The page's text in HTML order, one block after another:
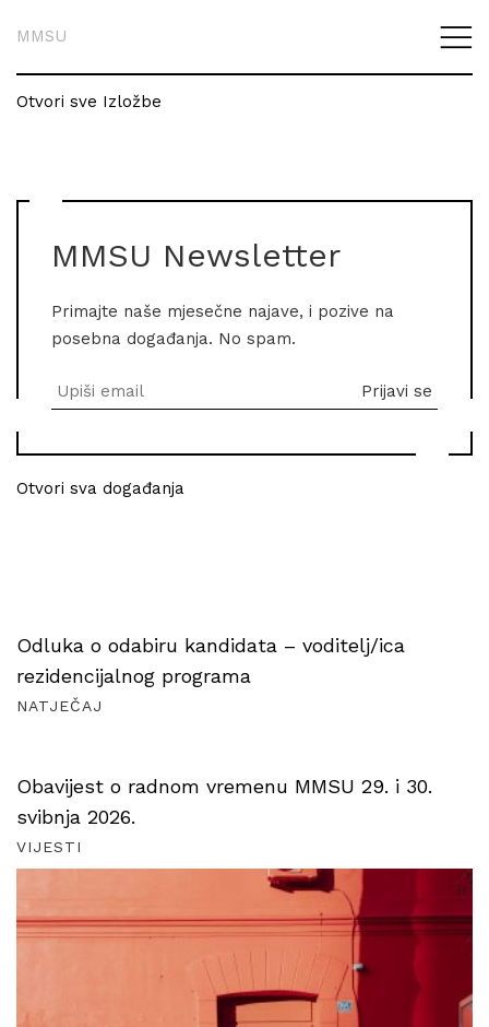
MMSU
Otvori sve Izložbe
MMSU Newsletter
Primajte naše mjesečne najave, i pozive na
posebna događanja. No spam.
Otvori sva događanja
Odluka o odabiru kandidata – voditelj/ica
rezidencijalnog programa
NATJEČAJ
Obavijest o radnom vremenu MMSU 29. i 30.
svibnja 2026.
VIJESTI